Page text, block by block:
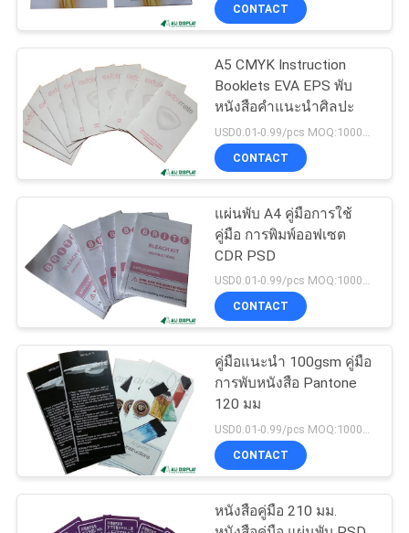
โรงงาน
ควบคุม
คุณภาพ
ติดต่อ
เรา
ขอ
เสนอ
ราคา
แผนผัง
กล่องกระดาษเครื่อง
สำอาง
กล่องของขวัญลูกฟูก
23
17
CONTACT
A5 CMYK Instruction
Booklets EVA EPS พับ
หนังสือคำแนะนำศิลปะ
CONTACT
แผ่นพับ A4 คู่มือการใช้
คู่มือ การพิมพ์ออฟเซต
CDR PSD
USD0.01-0.99/pcs MOQ:1000pcs
CONTACT
คู่มือแนะนำ 100gsm คู่มือ
การพับหนังสือ Pantone
120 มม
USD0.01-0.99/pcs MOQ:1000pcs
CONTACT
หนังสือคู่มือ 210 มม.